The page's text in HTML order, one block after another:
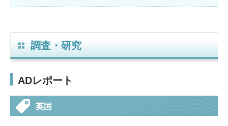
調査・研究
ADレポート
英国